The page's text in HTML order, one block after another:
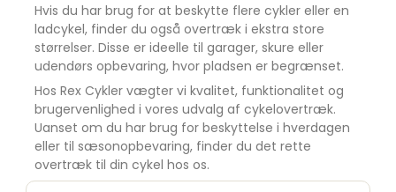
Hvis du har brug for at beskytte flere cykler eller en
ladcykel, finder du også overtræk i ekstra store
størrelser. Disse er ideelle til garager, skure eller
udendørs opbevaring, hvor pladsen er begrænset.
Hos Rex Cykler vægter vi kvalitet, funktionalitet og
brugervenlighed i vores udvalg af cykelovertræk.
Uanset om du har brug for beskyttelse i hverdagen
eller til sæsonopbevaring, finder du det rette
overtræk til din cykel hos os.